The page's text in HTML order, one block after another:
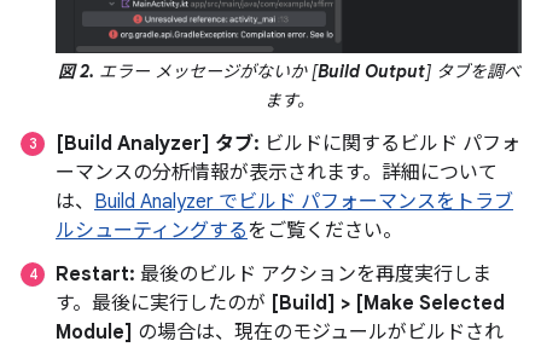
図 2. エラー メッセージがないか [Build Output] タブを調べ
ます。
[Build Analyzer] タブ: ビルドに関するビルド パフォ
ーマンスの分析情報が表示されます。詳細について
は、 Build Analyzer でビルド パフォーマンスをトラブ
ルシューティングするをご覧ください。
Restart: 最後のビルド アクションを再度実行しま
す。最後に実行したのが [Build] > [Make Selected
Module] の場合は、現在のモジュールがビルドされ